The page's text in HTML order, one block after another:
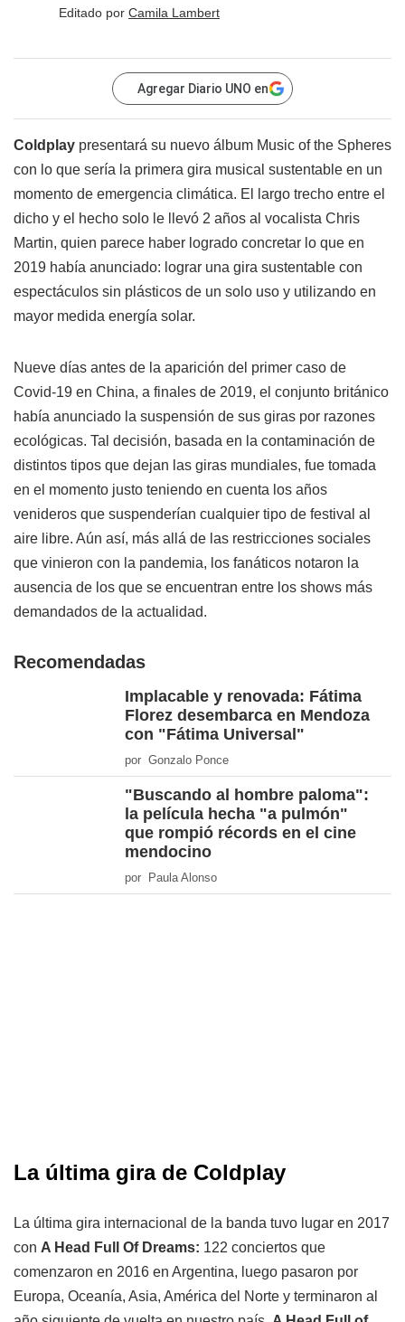
Editado por Camila Lambert
Agregar Diario UNO en
Coldplay presentará su nuevo álbum Music of the Spheres
con lo que sería la primera gira musical sustentable en un
momento de emergencia climática. El largo trecho entre el
dicho y el hecho solo le llevó 2 años al vocalista Chris
Martin, quien parece haber logrado concretar lo que en
2019 había anunciado: lograr una gira sustentable con
espectáculos sin plásticos de un solo uso y utilizando en
mayor medida energía solar.
Nueve días antes de la aparición del primer caso de
Covid-19 en China, a finales de 2019, el conjunto británico
había anunciado la suspensión de sus giras por razones
ecológicas. Tal decisión, basada en la contaminación de
distintos tipos que dejan las giras mundiales, fue tomada
en el momento justo teniendo en cuenta los años
venideros que suspenderían cualquier tipo de festival al
aire libre. Aún así, más allá de las restricciones sociales
que vinieron con la pandemia, los fanáticos notaron la
ausencia de los que se encuentran entre los shows más
demandados de la actualidad.
Recomendadas
Implacable y renovada: Fátima
Florez desembarca en Mendoza
con "Fátima Universal"
por Gonzalo Ponce
"Buscando al hombre paloma":
la película hecha "a pulmón"
que rompió récords en el cine
mendocino
por Paula Alonso
La última gira de Coldplay
La última gira internacional de la banda tuvo lugar en 2017
con A Head Full Of Dreams: 122 conciertos que
comenzaron en 2016 en Argentina, luego pasaron por
Europa, Oceanía, Asia, América del Norte y terminaron al